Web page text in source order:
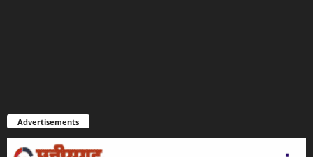
Advertisements